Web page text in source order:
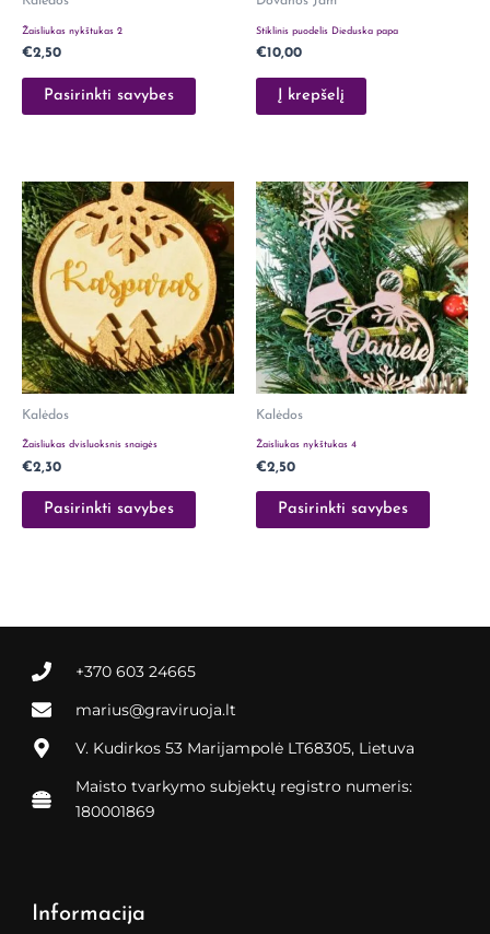
Žaisliukas nykštukas 2
€2,50
Pasirinkti savybes
Stiklinis puodelis Dieduska papa
€10,00
Į krepšelį
Kalėdos
Žaisliukas dvisluoksnis snaigės
€2,30
Pasirinkti savybes
Kalėdos
Žaisliukas nykštukas 4
€2,50
Pasirinkti savybes
+370 603 24665
marius@graviruoja.lt
V. Kudirkos 53 Marijampolė LT68305, Lietuva
Maisto tvarkymo subjektų registro numeris:
180001869
Informacija